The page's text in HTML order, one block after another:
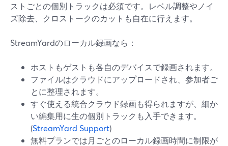
ストごとの個別トラックは必須です。レベル調整やノイ
ズ除去、クロストークのカットも自在に行えます。
StreamYardのローカル録画なら：
ホストもゲストも各自のデバイスで録画されます。
ファイルはクラウドにアップロードされ、参加者ご
とに整理されます。
すぐ使える統合クラウド録画も得られますが、細か
い編集用に生の個別トラックも入手できます。
(StreamYard Support)
無料プランでは月ごとのローカル録画時間に制限が